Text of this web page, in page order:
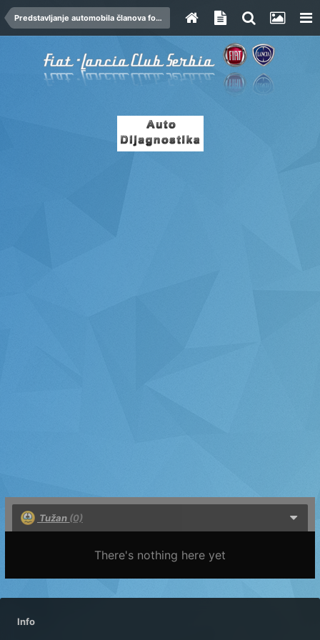
Predstavljanje automobila članova foruma
Tužan (0)
There's nothing here yet
Info